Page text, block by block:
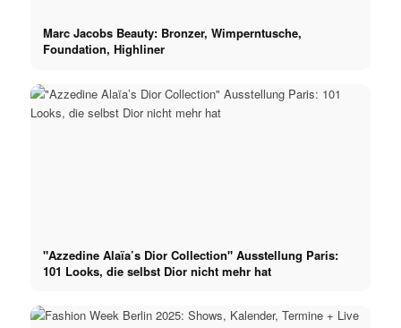
Marc Jacobs Beauty: Bronzer, Wimperntusche,
Foundation, Highliner
"Azzedine Alaïa’s Dior Collection" Ausstellung Paris:
101 Looks, die selbst Dior nicht mehr hat